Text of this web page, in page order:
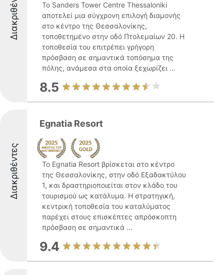
Διακριθέντες
Το Sanders Tower Centre Thessaloniki
αποτελεί μια σύγχρονη επιλογή διαμονής
στο κέντρο της Θεσσαλονίκης,
τοποθετημένο στην οδό Πτολεμαίων 20. Η
τοποθεσία του επιτρέπει γρήγορη
πρόσβαση σε σημαντικά τοπόσημα της
πόλης, ανάμεσα στα οποία ξεχωρίζει ...
8.5
Διακριθέντες
Egnatia Resort
Το Egnatia Resort βρίσκεται στο κέντρο
της Θεσσαλονίκης, στην οδό Εξαδακτύλου
1, και δραστηριοποιείται στον κλάδο του
τουρισμού ως κατάλυμα. Η στρατηγική,
κεντρική τοποθεσία του καταλύματος
παρέχει στους επισκέπτες απρόσκοπτη
πρόσβαση σε σημαντικά ...
9.4